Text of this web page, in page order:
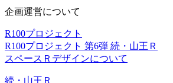
企画運営について
R100プロジェクト
R100プロジェクト 第6弾 続・山王Ｒ
スペースＲデザインについて
続・山王Ｒ